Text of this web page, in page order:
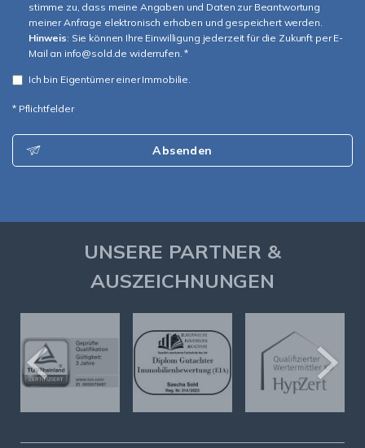
stimme zu, dass meine Angaben und Daten zur Beantwortung
meiner Anfrage elektronisch erhoben und gespeichert werden.
Hinweis: Sie können Ihre Einwilligung jederzeit für die Zukunft per E-
Mail an info@sold.de widerrufen. *
Ich bin Eigentümer einer Immobilie.
* Pflichtfelder
Absenden
UNSERE PARTNER &
AUSZEICHNUNGEN